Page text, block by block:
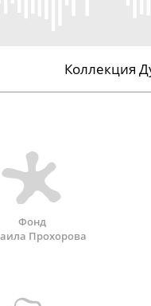
Коллекция
Фонд
Прохорова